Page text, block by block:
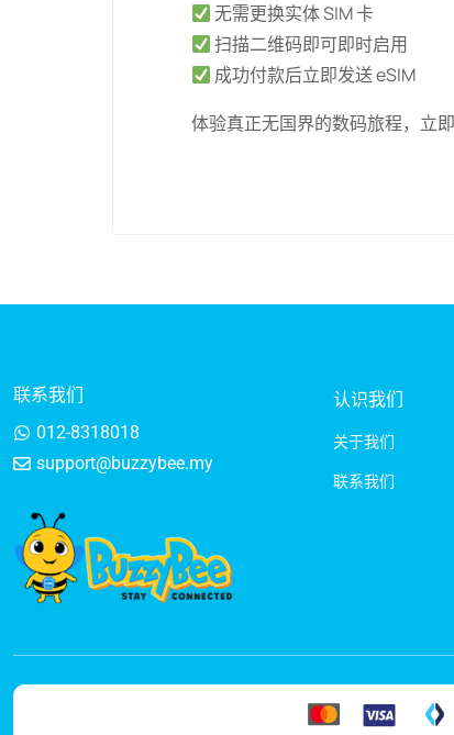
无需更换实体 SIM 卡
扫描二维码即可即时启用
成功付款后立即发送 eSIM
体验真正无国界的数码旅程，立
联系我们
012-8318018
support@buzzybee.my
认识我们
关于我们
联系我们